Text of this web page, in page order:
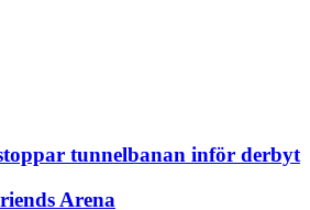
tunnelbanan inför derbyt
Arena